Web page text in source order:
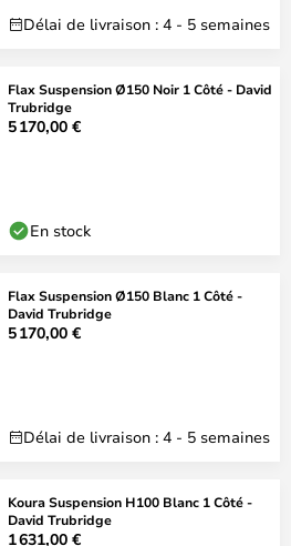
Délai de livraison : 4 - 5 semaines
Flax Suspension Ø150 Noir 1 Côté - David
Trubridge
5 170,00 €
En stock
Flax Suspension Ø150 Blanc 1 Côté -
David Trubridge
5 170,00 €
Délai de livraison : 4 - 5 semaines
Koura Suspension H100 Blanc 1 Côté -
David Trubridge
1 631,00 €